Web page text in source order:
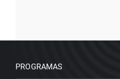
PROGRAMAS